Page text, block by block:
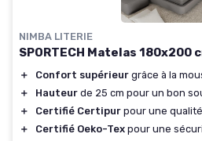
NIMBA LITERIE
SPORTECH Matelas 180x200
＋ Confort supérieur grâce à la
＋
Hauteur de 25 cm pour un bon
＋
Certifié Certipur pour une
＋
Certifié Oeko-Tex pour une